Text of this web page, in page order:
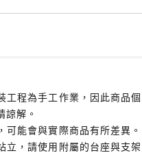
工程為手工作業，因此商品
諒解。
可能會與實際商品有所差異。
立，請使用附屬的台座與支架